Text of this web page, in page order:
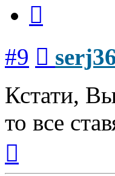
#9
Кстати,
то все
началу